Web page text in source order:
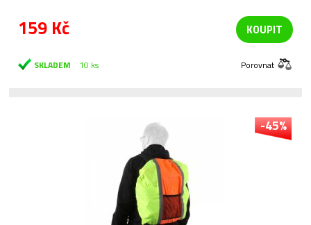
159 Kč KOUPIT
SKLADEM 10 ks Porovnat
-45%